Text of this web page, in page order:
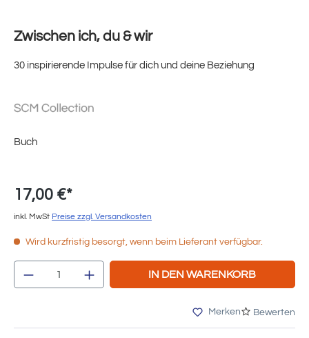
Zwischen ich, du & wir
30 inspirierende Impulse für dich und deine Beziehung
Buch
17,00 €*
inkl. MwSt Preise zzgl. Versandkosten
Wird kurzfristig besorgt, wenn beim Lieferant verfügbar.
Produkt Anzahl: Gib den gewünschten
IN DEN WARENKORB
Merken Bewerten